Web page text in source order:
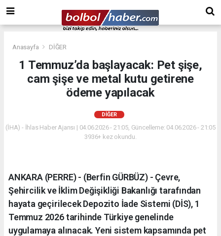
Anasayfa DİĞER
1 Temmuz’da başlayacak: Pet şişe,
cam şişe ve metal kutu getirene
ödeme yapılacak
DİĞER
(İHA) - İhlas Haber Ajansı | 04.06.2026 - 21:05, Güncelleme: 04.06.2026 - 21:05
3936+ kez okundu.
ANKARA (PERRE) - (Berfin GÜRBÜZ) - Çevre,
Şehircilik ve İklim Değişikliği Bakanlığı tarafından
hayata geçirilecek Depozito İade Sistemi (DİS), 1
Temmuz 2026 tarihinde Türkiye genelinde
uygulamaya alınacak. Yeni sistem kapsamında pet